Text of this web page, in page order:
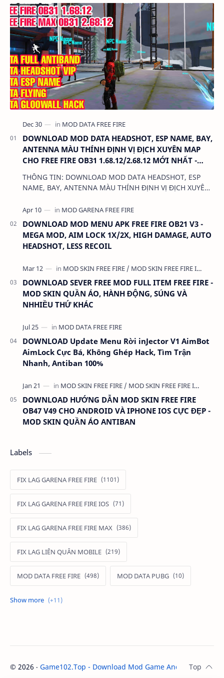
DOWNLOAD MOD DATA HEADSHOT, ESP NAME, BAY,
ANTENNA MÀU THÍNH ĐỊNH VỊ ĐỊCH XUYÊN MAP
CHO FREE FIRE OB31 1.68.12/2.68.12 MỚI NHẤT -
KHÔNG KHÓA NICK
THÔNG TIN: DOWNLOAD MOD DATA HEADSHOT, ESP
NAME, BAY, ANTENNA MÀU THÍNH ĐỊNH VỊ ĐỊCH XUYÊN
KHÔN…
DOWNLOAD MOD MENU APK FREE FIRE OB21 V3 -
MEGA MOD, AIM LOCK 1X/2X, HIGH DAMAGE, AUTO
HEADSHOT, LESS RECOIL
DOWNLOAD SEVER FREE MOD FULL ITEM FREE FIRE -
MOD SKIN QUẦN ÁO, HÀNH ĐỘNG, SÚNG VÀ
NHHIỀU THỨ KHÁC
DOWNLOAD Update Menu Rời inJector V1 AimBot
AimLock Cực Bá, Không Ghép Hack, Tìm Trận
Nhanh, Antiban 100%
DOWNLOAD HƯỚNG DẪN MOD SKIN FREE FIRE
OB47 V49 CHO ANDROID VÀ IPHONE IOS CỰC ĐẸP -
MOD SKIN QUẦN ÁO ANTIBAN
Labels
FIX LAG GARENA FREE FIRE
FIX LAG GARENA FREE FIRE IOS
FIX LAG GARENA FREE FIRE MAX
FIX LAG LIÊN QUÂN MOBILE
MOD DATA FREE FIRE MOD DATA PUBG
MOD FREE FIRE
MOD LIÊN QUÂN MOBILE IOS
MOD MAP LIÊN QUÂN MOBILE
© 2026 ‧ Game102.Top - Download Mod Game Android / IOS